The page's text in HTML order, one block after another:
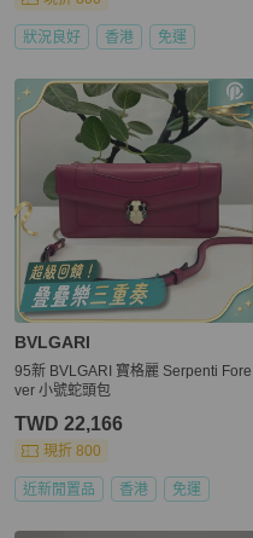
狀況良好 香港 免運
BVLGARI
95新 BVLGARI 寶格麗 Serpenti Fore
ver 小號蛇頭包
TWD 22,166
現折 800
近新閒置品 香港 免運